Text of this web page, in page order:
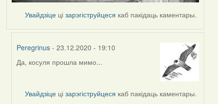
Увайдзіце цізарэгіструйцеся каб пакідаць каментары.
Peregrinus - 23.12.2020 - 19:10
In
Да, косуля прошла мимо...
Увайдзіце цізарэгіструйцеся каб пакідаць каментары.